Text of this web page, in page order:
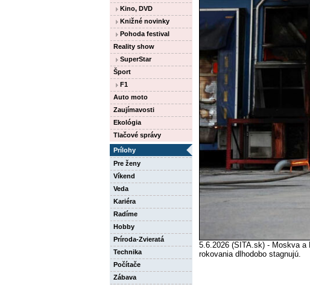
Kino, DVD
Knižné novinky
Pohoda festival
Reality show
SuperStar
Šport
F1
Auto moto
Zaujímavosti
Ekológia
Tlačové správy
Prílohy
Pre ženy
Víkend
Veda
Kariéra
Radíme
Hobby
Príroda-Zvieratá
Technika
Počítače
Zábava
5.6.2026 (SITA.sk) - Moskva
rokovania dlhodobo stagnujú.